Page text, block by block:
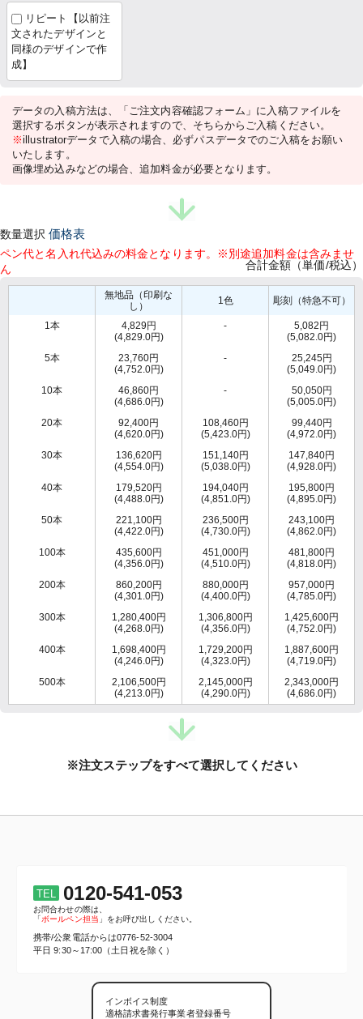
リピート【以前注
文されたデザインと
同様のデザインで作
成】
データの入稿方法は、「ご注文内容確認フォーム」に入稿ファイルを
選択するボタンが表示されますので、そちらからご入稿ください。
※illustratorデータで入稿の場合、必ずパスデータでのご入稿をお願い
いたします。
画像埋め込みなどの場合、追加料金が必要となります。
数量選択 価格表
ペン代と名入れ代込みの料金となります。※別途追加料金は含みませ
ん
合計金額（単価/税込）
無地品（印刷な
し）
1色 彫刻（特急不可）
1本
4,829円
(4,829.0円)
-
5,082円
(5,082.0円)
5本
23,760円
(4,752.0円)
-
25,245円
(5,049.0円)
10本
46,860円
(4,686.0円)
-
50,050円
(5,005.0円)
20本
92,400円
(4,620.0円)
108,460円
(5,423.0円)
99,440円
(4,972.0円)
30本
136,620円
(4,554.0円)
151,140円
(5,038.0円)
147,840円
(4,928.0円)
40本
179,520円
(4,488.0円)
194,040円
(4,851.0円)
195,800円
(4,895.0円)
50本
221,100円
(4,422.0円)
236,500円
(4,730.0円)
243,100円
(4,862.0円)
100本
435,600円
(4,356.0円)
451,000円
(4,510.0円)
481,800円
(4,818.0円)
200本
860,200円
(4,301.0円)
880,000円
(4,400.0円)
957,000円
(4,785.0円)
300本
1,280,400円
(4,268.0円)
1,306,800円
(4,356.0円)
1,425,600円
(4,752.0円)
400本
1,698,400円
(4,246.0円)
1,729,200円
(4,323.0円)
1,887,600円
(4,719.0円)
500本
2,106,500円
(4,213.0円)
2,145,000円
(4,290.0円)
2,343,000円
(4,686.0円)
※注文ステップをすべて選択してください
TEL 0120-541-053
お問合わせの際は、
「ボールペン担当 」をお呼び出しください。
携帯/公衆電話からは0776-52-3004
平日 9:30～17:00（土日祝を除く）
インボイス制度
適格請求書発行事業者登録番号